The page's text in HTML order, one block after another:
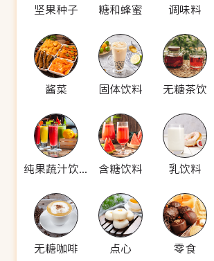
坚果种子 糖和蜂蜜 调味料
酱菜 固体饮料 无糖茶饮
纯果蔬汁饮料 含糖饮料 乳饮料
无糖咖啡 点心 零食